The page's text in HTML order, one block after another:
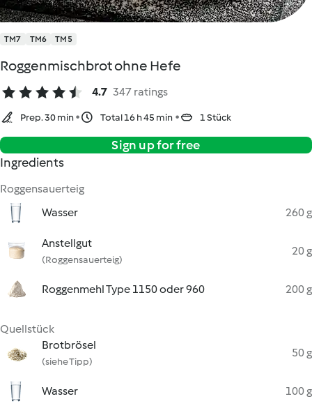
TM7 TM6 TM5
Roggenmischbrot ohne Hefe
4.7 347 ratings
Prep. 30 min Total 16 h 45 min 1 Stück
Sign up for free
Ingredients
Roggensauerteig
Wasser
260 g
Anstellgut
(Roggensauerteig)
20 g
Roggenmehl Type 1150 oder 960 200 g
Quellstück
Brotbrösel
(siehe Tipp)
50 g
Wasser 100 g